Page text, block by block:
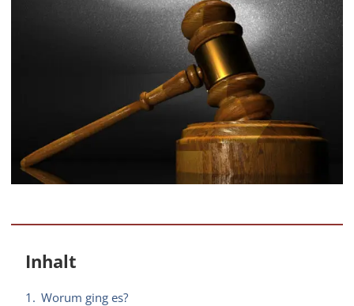
Inhalt
1. Worum ging es?